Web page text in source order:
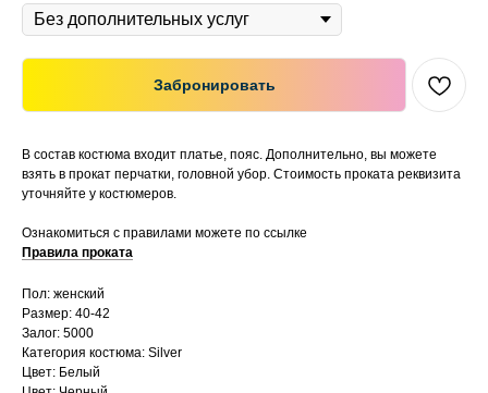
Забронировать
В состав костюма входит платье, пояс. Дополнительно, вы можете
взять в прокат перчатки, головной убор. Стоимость проката реквизита
уточняйте у костюмеров.
Ознакомиться с правилами можете по ссылке
Правила проката
Пол: женский
Размер: 40-42
Залог: 5000
Категория костюма: Silver
Цвет: Белый